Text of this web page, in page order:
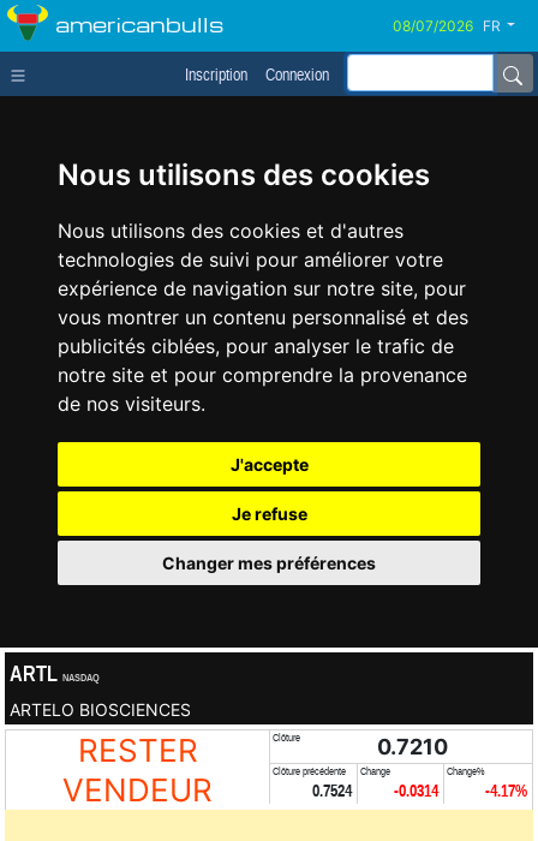
Nous utilisons des cookies
Nous utilisons des cookies et d'autres
technologies de suivi pour améliorer votre
expérience de navigation sur notre site, pour
vous montrer un contenu personnalisé et des
publicités ciblées, pour analyser le trafic de
notre site et pour comprendre la provenance
de nos visiteurs.
J'accepte
Je refuse
Changer mes préférences
americanbulls FR
Inscription Connexion
ARTL NASDAQ
ARTELO BIOSCIENCES
RESTER
VENDEUR
Clôture 0.7210
Clôture précédente
0.7524
Change
-0.0314
Change%
-4.17%